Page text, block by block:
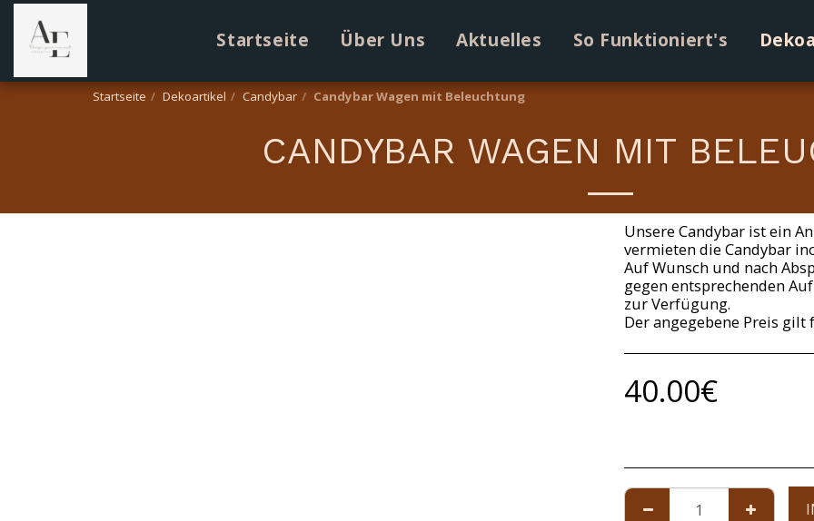
Startseite Über Uns Aktuelles So Funktioniert's
Startseite Dekoartikel Candybar Candybar Wagen mit Beleuchtung
CANDYBAR WAGEN MIT
Unsere Candybar ist ein
vermieten die Candybar
Auf Wunsch und nach
gegen entsprechenden
zur Verfügung.
Der angegebene Preis
40.00€